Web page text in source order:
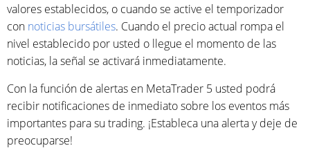
valores establecidos, o cuando se active el temporizador
con noticias bursátiles. Cuando el precio actual rompa el
nivel establecido por usted o llegue el momento de las
noticias, la señal se activará inmediatamente.
Con la función de alertas en MetaTrader 5 usted podrá
recibir notificaciones de inmediato sobre los eventos más
importantes para su trading. ¡Estableca una alerta y deje de
preocuparse!